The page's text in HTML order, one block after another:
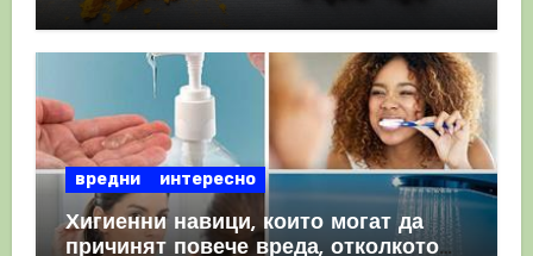
комбинация
вредни интересно
Хигиенни навици, които могат да
причинят повече вреда, отколкото